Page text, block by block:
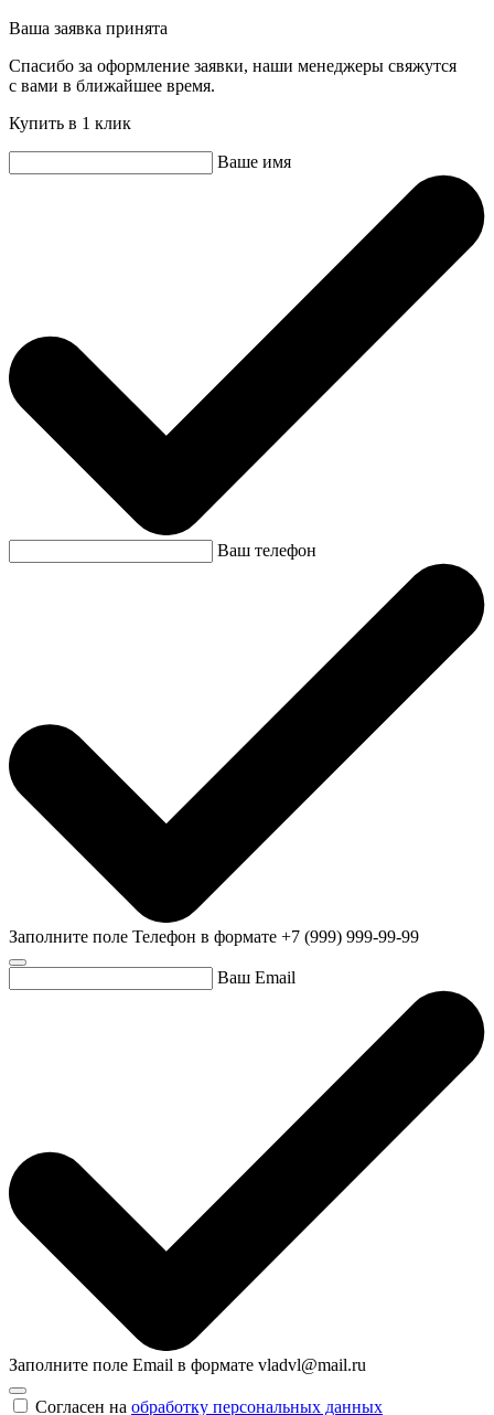
Ваша заявка принята
Спасибо за оформление заявки, наши менеджеры свяжутся
с вами в ближайшее время.
Купить в 1 клик
Ваше имя
Ваш телефон
Заполните поле Телефон в формате +7 (999) 999-99-99
Ваш Email
Заполните поле Email в формате vladvl@mail.ru
Согласен на обработку персональных данных